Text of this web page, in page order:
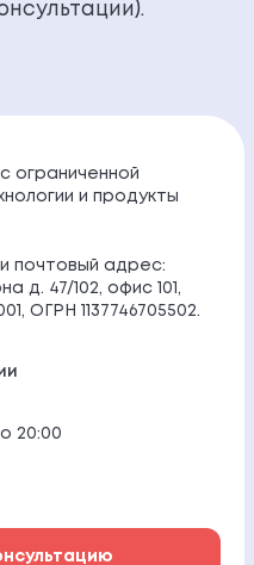
ограниченной
и продукты
почтовый адрес:
д. 47/102, офис 101,
ОГРН 1137746705502.
20:00